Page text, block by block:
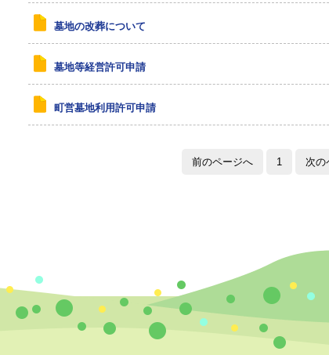
墓地の改葬について
墓地等経営許可申請
町営墓地利用許可申請
前のページへ 1 次の